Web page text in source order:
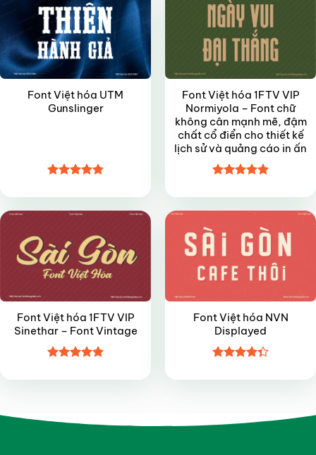
Font Việt hóa UTM
Gunslinger
hạng4.95
sao
Font Việt hóa 1FTV VIP
Normiyola – Font chữ
không cân mạnh mẽ, đậm
chất cổ điển cho thiết kế
lịch sử và quảng cáo in ấn
hạng4.95
5 sao
Font Việt hóa 1FTV VIP
Sinethar – Font Vintage
hạng4.85
Font Việt hóa NVN
Displayed
hạng4.35